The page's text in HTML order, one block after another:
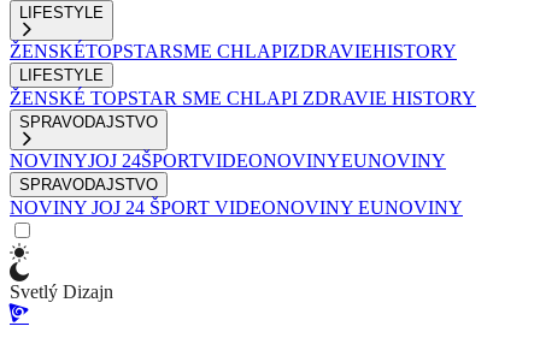
LIFESTYLE
ŽENSKÉTOPSTARSME CHLAPIZDRAVIEHISTORY
LIFESTYLE
ŽENSKÉ TOPSTAR SME CHLAPI ZDRAVIE HISTORY
SPRAVODAJSTVO
NOVINYJOJ 24ŠPORTVIDEONOVINYEUNOVINY
SPRAVODAJSTVO
NOVINY JOJ 24 ŠPORT VIDEONOVINY EUNOVINY
Svetlý Dizajn